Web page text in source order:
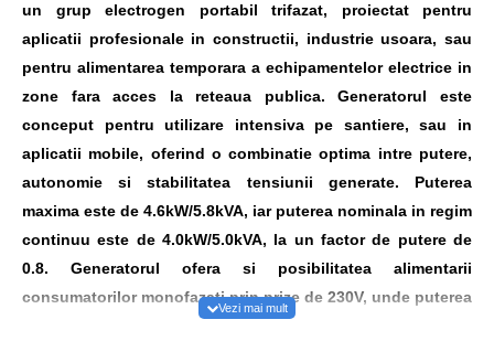
un grup electrogen portabil trifazat, proiectat pentru
aplicatii profesionale in constructii, industrie usoara, sau
pentru alimentarea temporara a echipamentelor electrice in
zone fara acces la reteaua publica. Generatorul este
conceput pentru utilizare intensiva pe santiere, sau in
aplicatii mobile, oferind o combinatie optima intre putere,
autonomie si stabilitatea tensiunii generate. Puterea
maxima este de 4.6kW/5.8kVA, iar puterea nominala in regim
continuu este de 4.0kW/5.0kVA, la un factor de putere de
0.8. Generatorul ofera si posibilitatea alimentarii
consumatorilor monofazati prin prize de 230V, unde puterea